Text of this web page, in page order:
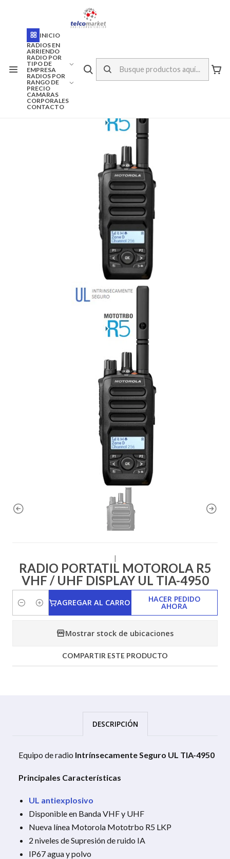
INICIO
RADIOS EN
ARRIENDO
RADIO POR
TIPO DE
EMPRESA
RADIOS POR
RANGO DE
PRECIO
CAMARAS
CORPORALES
CONTACTO
ENVÍO A TODO CHILE
Inicio Marcas
Motorola
RADIO PORTATIL MOTOROLA R5 VHF / UHF DISPLAY UL
TIA-4950
RADIO PORTATIL MOTOROLA R5
VHF / UHF DISPLAY UL TIA-4950
Cantidad
AGREGAR AL CARRO HACER PEDIDO
AHORA
Mostrar stock de ubicaciones
COMPARTIR ESTE PRODUCTO
DESCRIPCIÓN
Equipo de radio Intrínsecamente Seguro UL TIA-4950
Principales Características
UL antiexplosivo
Disponible en Banda VHF y UHF
Nueva línea Motorola Mototrbo R5 LKP
2 niveles de Supresión de ruido IA
IP67 agua y polvo